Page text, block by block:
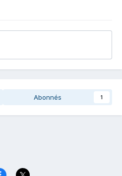
Abonnés 1